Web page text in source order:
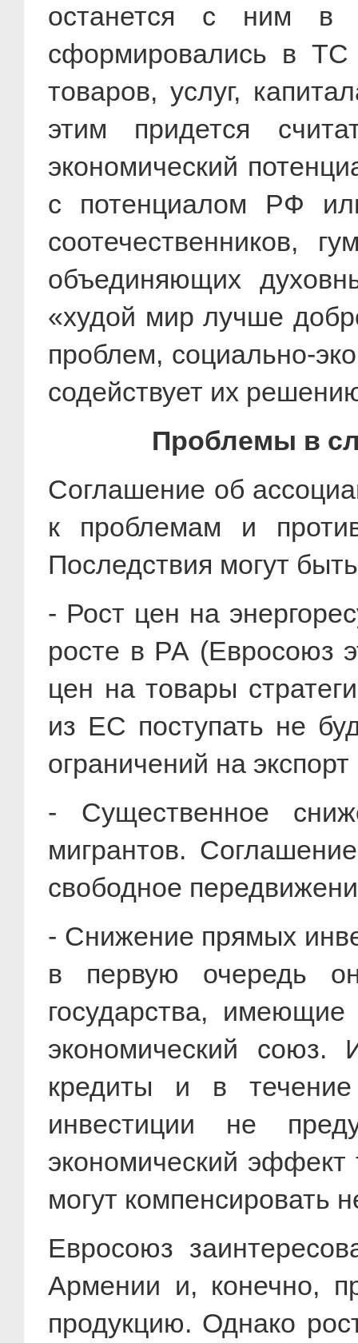
останется с ним в
сформировались в ТС
товаров, услуг,
этим придется
экономический
с потенциалом РФ
соотечественников,
объединяющих
«худой мир лучше
проблем, социально-
содействует их
Проблемы в
Соглашение об
к проблемам и
Последствия могут
- Рост цен на
росте в РА (Евросоюз
цен на товары
из ЕС поступать не
ограничений на
- Существенное
мигрантов.
свободное
- Снижение прямых
в первую очередь
государства,
экономический союз.
кредиты и в
инвестиции не
экономический эффект
могут компенсировать
Евросоюз
Армении и, конечно,
продукцию. Однако